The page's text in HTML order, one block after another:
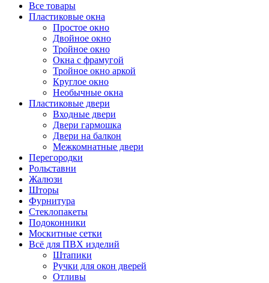
Все товары
Пластиковые окна
Простое окно
Двойное окно
Тройное окно
Окна с фрамугой
Тройное окно аркой
Круглое окно
Необычные окна
Пластиковые двери
Входные двери
Двери гармошка
Двери на балкон
Межкомнатные двери
Перегородки
Рольставни
Жалюзи
Шторы
Фурнитура
Стеклопакеты
Подоконники
Москитные сетки
Всё для ПВХ изделий
Штапики
Ручки для окон дверей
Отливы